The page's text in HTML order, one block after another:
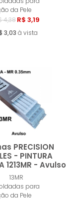
da Pele
4,38R$ 3,19
3,03 à vista
PRECISION
- PINTURA
1213MR - Avulso
13MR
para
da Pele